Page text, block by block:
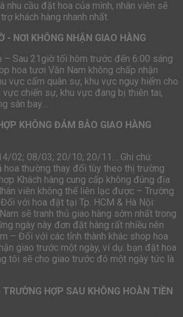
nhu cầu đặt hoa của mình, nhân viên sẽ
khách hàng nhanh nhất.
- NƠI KHÔNG NHẬN GIAO HÀNG
– Sau 21giờ tối hôm trước đến 6:00 sáng
hoa tươi Văn Nam không chấp nhận
vực cấm quân sự, khu vực nguy hiểm cho
vực chiến sự, khu vực đang bị thiên tai,
sân bay…
KHÔNG ĐẢM BẢO GIAO HÀNG
02; 08/03; 20/10; 20/11… Ghi chú:
hoa thường thay đổi tùy theo thị trường
Khách hàng cung cấp không đúng địa
viên không thể liên lạc được – Trường
với hoa đặt tại Tp. HCM & Hà Nội:
sẽ tranh thủ giao hàng sớm nhất trong
ngày này đơn đặt hàng rất nhiều nên
– Đối với các tỉnh thành khác shop hoa
giao trước một ngày, ví dụ: bạn đặt hoa
tôi sẽ cho giao trước đó một ngày tức là
HỢP SAU KHÔNG HOÀN TIỀN